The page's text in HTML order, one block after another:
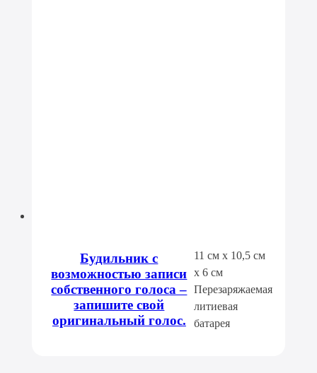
Будильник с
возможностью записи
собственного голоса –
запишите свой
оригинальный голос.
11 см x 10,5 см
x 6 см
Перезаряжаемая
литиевая
батарея